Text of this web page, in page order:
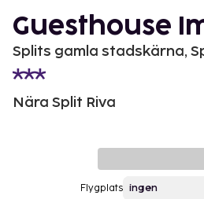
Guesthouse
Splits gamla stadskärna,
Nära Split Riva
Flygplats